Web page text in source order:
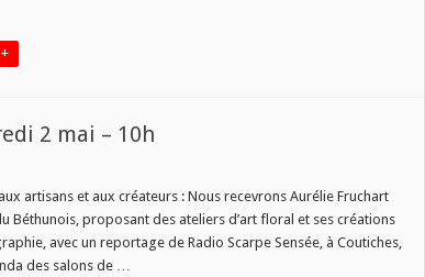
2 mai – 10h
artisans et aux créateurs : Nous recevrons Aurélie Fruchart
Béthunois, proposant des ateliers d’art floral et ses créations
avec un reportage de Radio Scarpe Sensée, à Coutiches,
des salons de …